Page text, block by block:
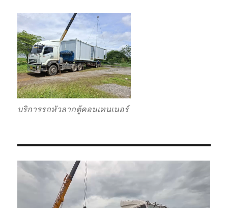
บริการรถหัวลากตู้คอนเทนเนอร์